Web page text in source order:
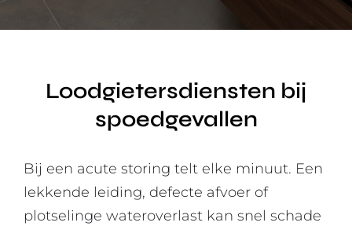
Loodgietersdiensten bij
spoedgevallen
Bij een acute storing telt elke minuut. Een
lekkende leiding, defecte afvoer of
plotselinge wateroverlast kan snel schade